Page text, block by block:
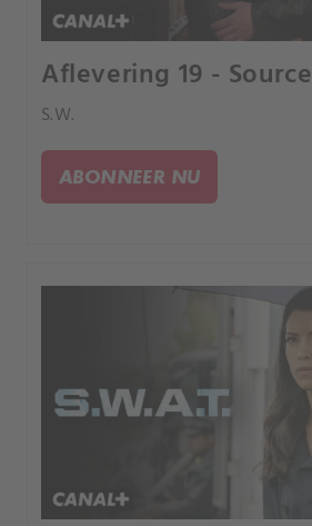
Aflevering 19 - Source
S.W.
ABONNEER NU